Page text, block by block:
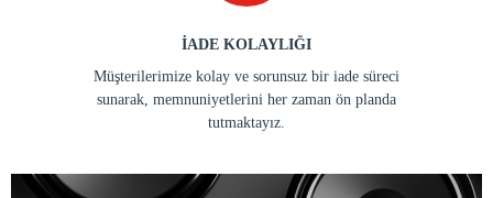
İADE KOLAYLIĞI
Müşterilerimize kolay ve sorunsuz bir iade süreci
sunarak, memnuniyetlerini her zaman ön planda
tutmaktayız.